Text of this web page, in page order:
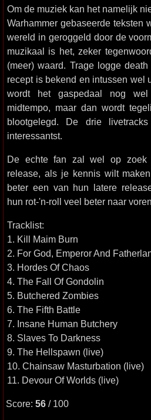
Om de muziek kan het namelijk
Warhammer gebaseerde teksten
wereld in geroggeld door de
muzikaal is het, zeker
(meer) waard. Trage logge
recept is bekend en intussen wel
wordt het gaspedaal nog
midtempo, maar dan wordt
blootgelegd. De drie
interessantst.
De echte fan zal wel op zoek
release, als je kennis wilt
beter een van hun latere
hun rot-'n-roll veel beter naar
Tracklist:
1. Kill Maim Burn
2. For God, Emperor And
3. Hordes Of Chaos
4. The Fall Of Gondolin
5. Butchered Zombies
6. The Fifth Battle
7. Insane Human Butchery
8. Slaves To Darkness
9. The Hellspawn (live)
10. Chainsaw Masturbation (live)
11. Devour Of Worlds (live)
Score: 56 / 100